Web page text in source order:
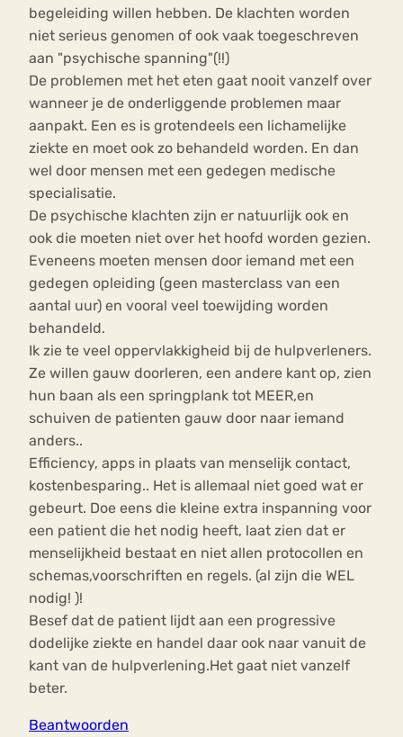
begeleiding willen hebben. De klachten worden
niet serieus genomen of ook vaak toegeschreven
aan "psychische spanning"(!!)
De problemen met het eten gaat nooit vanzelf over
wanneer je de onderliggende problemen maar
aanpakt. Een es is grotendeels een lichamelijke
ziekte en moet ook zo behandeld worden. En dan
wel door mensen met een gedegen medische
specialisatie.
De psychische klachten zijn er natuurlijk ook en
ook die moeten niet over het hoofd worden gezien.
Eveneens moeten mensen door iemand met een
gedegen opleiding (geen masterclass van een
aantal uur) en vooral veel toewijding worden
behandeld.
Ik zie te veel oppervlakkigheid bij de hulpverleners.
Ze willen gauw doorleren, een andere kant op, zien
hun baan als een springplank tot MEER,en
schuiven de patienten gauw door naar iemand
anders..
Efficiency, apps in plaats van menselijk contact,
kostenbesparing.. Het is allemaal niet goed wat er
gebeurt. Doe eens die kleine extra inspanning voor
een patient die het nodig heeft, laat zien dat er
menselijkheid bestaat en niet allen protocollen en
schemas,voorschriften en regels. (al zijn die WEL
nodig! )!
Besef dat de patient lijdt aan een progressive
dodelijke ziekte en handel daar ook naar vanuit de
kant van de hulpverlening.Het gaat niet vanzelf
beter.
Beantwoorden